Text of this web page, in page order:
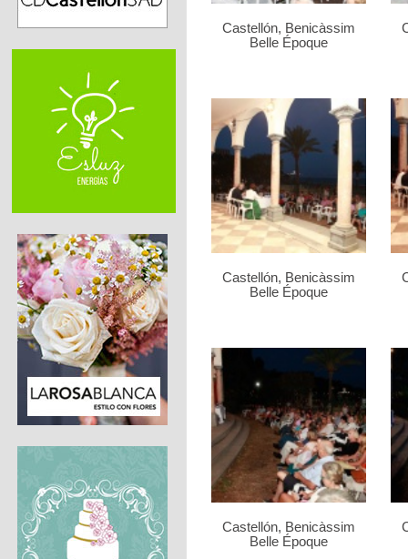
Castellón, Benicàssim
Belle Époque
Castellón, Benicàssim
Belle Époque
Castellón, Benicàssim
Belle Époque